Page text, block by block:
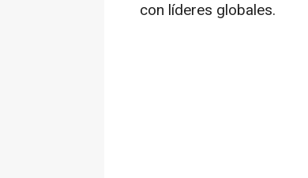
con líderes globales.